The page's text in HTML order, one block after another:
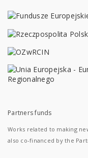
Partners funds
Works related to making
also co-financed by the